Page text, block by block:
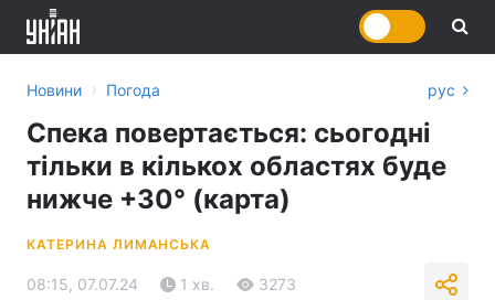
Новини › Погода рус
Спека повертається: сьогодні
тільки в кількох областях буде
нижче +30° (карта)
КАТЕРИНА ЛИМАНСЬКА
08:15, 07.07.24 1 хв. 3273